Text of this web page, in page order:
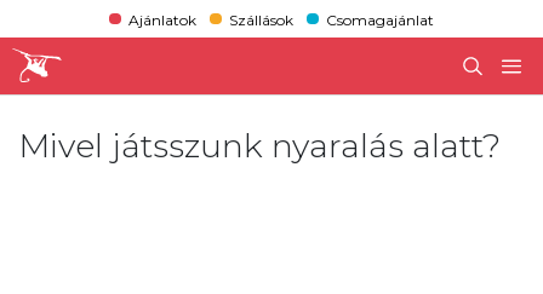
Ajánlatok Szállások Csomagajánlat
Mivel játsszunk nyaralás alatt?